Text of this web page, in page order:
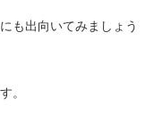
も出向いてみましょう
。